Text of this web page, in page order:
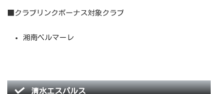
■クラブリンクボーナス対象クラブ
湘南ベルマーレ
清水エスパルス